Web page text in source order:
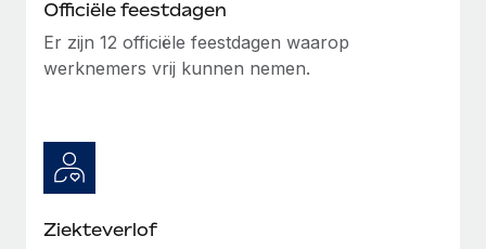
Secundaire arbeidsvoorwaarden
Eenvoudig secundaire arbeidsvoorwaarden
BLOG
Het blijft de missie van Remote om alle soorten bedrijven
te helpen bij het aannemen, beheren en...
Meer informatie
Officiële feestdagen
Er zijn 12 officiële feestdagen waarop
werknemers vrij kunnen nemen.
Ziekteverlof